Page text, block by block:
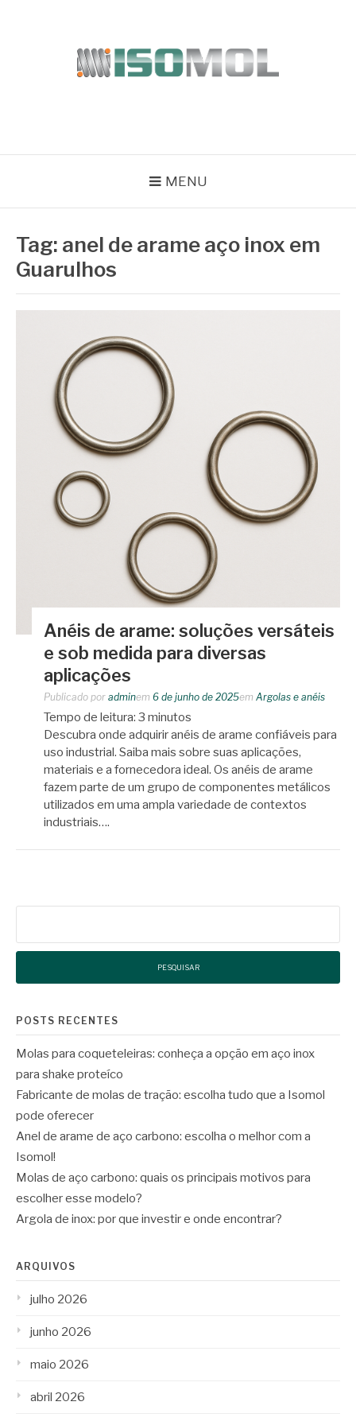
MENU
Tag: anel de arame aço inox em
Guarulhos
Anéis de arame: soluções versáteis
e sob medida para diversas
aplicações
Publicado por adminem 6 de junho de 2025em Argolas e anéis
Tempo de leitura: 3 minutos
Descubra onde adquirir anéis de arame confiáveis para
uso industrial. Saiba mais sobre suas aplicações,
materiais e a fornecedora ideal. Os anéis de arame
fazem parte de um grupo de componentes metálicos
utilizados em uma ampla variedade de contextos
industriais….
POSTS RECENTES
Molas para coqueteleiras: conheça a opção em aço inox
para shake proteíco
Fabricante de molas de tração: escolha tudo que a Isomol
pode oferecer
Anel de arame de aço carbono: escolha o melhor com a
Isomol!
Molas de aço carbono: quais os principais motivos para
escolher esse modelo?
Argola de inox: por que investir e onde encontrar?
ARQUIVOS
julho 2026
junho 2026
maio 2026
abril 2026